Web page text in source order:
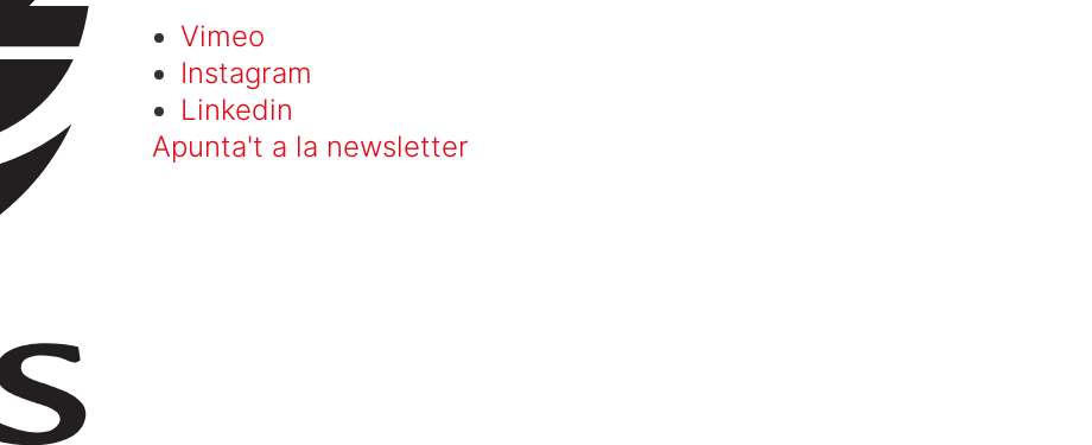
Vimeo
Instagram
Linkedin
Apunta't a la newsletter